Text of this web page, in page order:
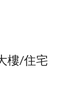
樓/住宅